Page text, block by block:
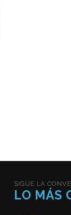
SIGUE LA
LO MÁS